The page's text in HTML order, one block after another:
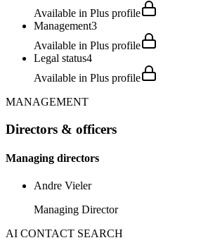
Available in Plus profile
Management3
Available in Plus profile
Legal status4
Available in Plus profile
MANAGEMENT
Directors & officers
Managing directors
Andre Vieler
Managing Director
AI CONTACT SEARCH